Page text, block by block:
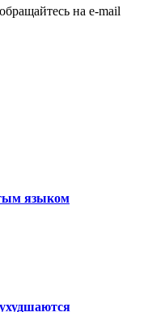
на e-mail
языком